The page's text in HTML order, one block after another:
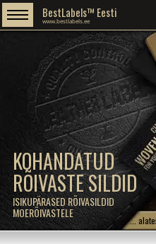
KOHANDATUD
RÕIVASTE SILDID
ISIKUPÄRASED RÕIVASILDID
MOERÕIVASTELE
BestLabels™ Eesti
www.bestlabels.ee
...